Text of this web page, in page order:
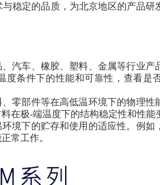
稳定的品质，为北京地区的产品
汽车、橡胶、塑料、金属等行业
度条件下的性能和可靠性，查看是
零部件等在高低温环境下的物理性
在极-端温度下的结构稳定性和性能
境下的贮存和使用的适应性。例如
常工作。